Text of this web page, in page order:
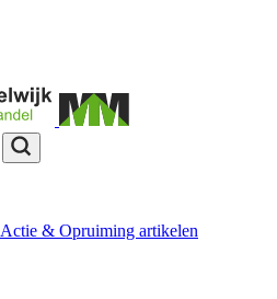
Actie & Opruiming artikelen